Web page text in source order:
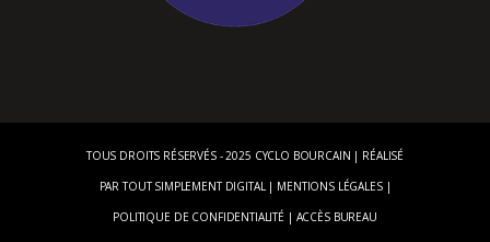
TOUS DROITS RÉSERVÉS - 2025 CYCLO BOURCAIN | RÉALISÉ
PARTOUT SIMPLEMENT DIGITAL| MENTIONS LÉGALES|
POLITIQUE DE CONFIDENTIALITÉ | ACCÈS BUREAU